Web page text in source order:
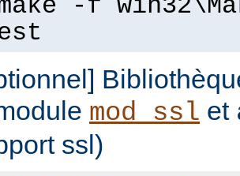
-f
mod_ssl et
ssl)